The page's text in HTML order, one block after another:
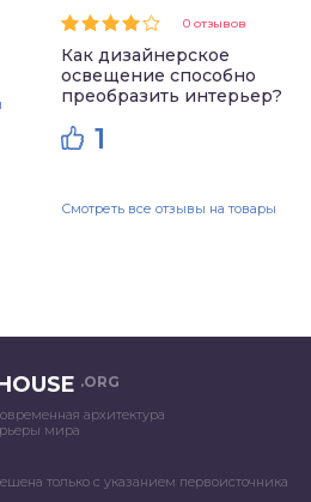
0 отзывов
Как дизайнерское
освещение способно
преобразить интерьер?
1
Смотреть все отзывы на товары
.ORG
архитектура
мира
только с указанием первоисточника